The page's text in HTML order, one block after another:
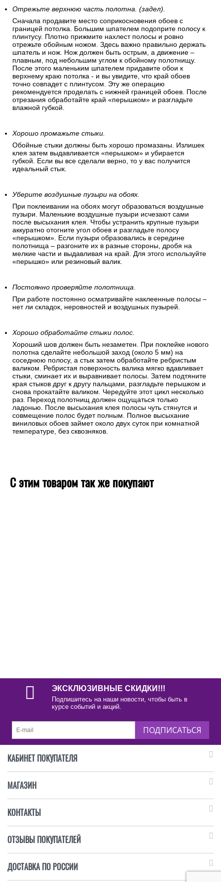
Отрежьте верхнюю часть полотна. (задел).
Сначала продавите место соприкосновения обоев с
границей потолка. Большим шпателем подоприте полосу к
плинтусу. Плотно прижмите нахлест полосы и ровно
отрежьте обойным ножом. Здесь важно правильно держать
шпатель и нож. Нож должен быть острым, а движение –
плавным, под небольшим углом к обойному полотнищу.
После этого маленьким шпателем придавите обои к
верхнему краю потолка - и вы увидите, что край обоев
точно совпадет с плинтусом. Эту же операцию
рекомендуется проделать с нижней границей обоев. После
отрезания обработайте край «перышком» и разгладьте
влажной губкой.
Хорошо промажьте стыки.
Обойные стыки должны быть хорошо промазаны. Излишек
клея затем выдавливается «перышком» и убирается
губкой. Если вы все сделали верно, то у вас получится
идеальный стык.
Уберите воздушные пузыри на обоях.
При поклеивании на обоях могут образоваться воздушные
пузыри. Маленькие воздушные пузыри исчезают сами
после высыхания клея. Чтобы устранить крупные пузыри
аккуратно отогните угол обоев и разгладьте полосу
«перышком». Если пузыри образовались в середине
полотнища – разгоните их в разные стороны, дробя на
мелкие части и выдавливая на край. Для этого используйте
«перышко» или резиновый валик.
Постоянно проверяйте полотнища.
При работе постоянно осматривайте наклеенные полосы –
нет ли складок, неровностей и воздушных пузырей.
Хорошо обработайте стыки полос.
Хороший шов должен быть незаметен. При поклейке нового
полотна сделайте небольшой заход (около 5 мм) на
соседнюю полосу, а стык затем обработайте ребристым
валиком. Ребристая поверхность валика мягко вдавливает
стыки, сминает их и выравнивает полосы. Затем подтяните
края стыков друг к другу пальцами, разгладьте перышком и
снова прокатайте валиком. Чередуйте этот цикл несколько
раз. Переход полотнищ должен ощущаться только
ладонью. После высыхания клея полосы чуть стянутся и
совмещение полос будет полным. Полное высыхание
виниловых обоев займет около двух суток при комнатной
температуре, без сквозняков.
С этим товаром так же покупают
ЭКСКЛЮЗИВНЫЕ СКИДКИ!!!
Подпишитесь на наши новости, чтобы быть в
курсе событий и акций.
ПОДПИСАТЬСЯ
КАБИНЕТ ПОКУПАТЕЛЯ
МАГАЗИН
КОНТАКТЫ
ОТЗЫВЫ ПОКУПАТЕЛЕЙ
ДОСТАВКА ПО РОССИИ